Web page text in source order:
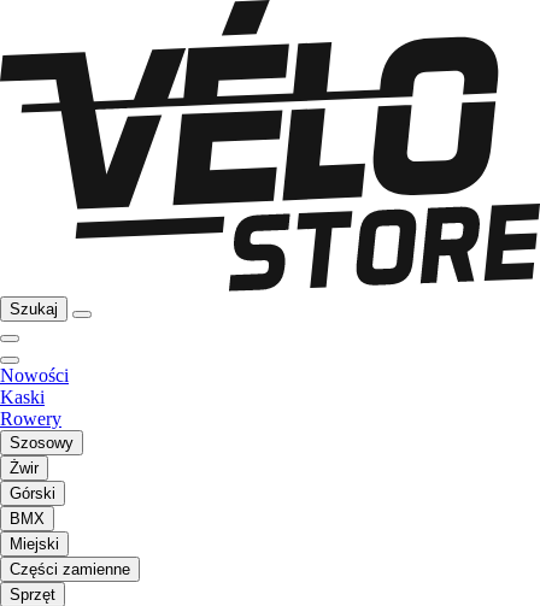
Szukaj
Nowości
Kaski
Rowery
Szosowy
Żwir
Górski
BMX
Miejski
Części zamienne
Sprzęt